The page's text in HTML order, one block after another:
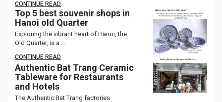
CONTINUE READ
Top 5 best souvenir shops in
Hanoi old Quarter
Exploring the vibrant heart of Hanoi, the
Old Quarter, is a ...
CONTINUE READ
Authentic Bat Trang Ceramic
Tableware for Restaurants
and Hotels
The Authentic Bat Trang factories